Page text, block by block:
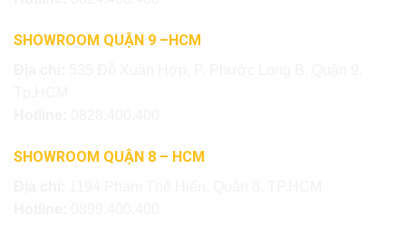
SHOWROOM QUẬN 9 –HCM
SHOWROOM QUẬN 8 – HCM